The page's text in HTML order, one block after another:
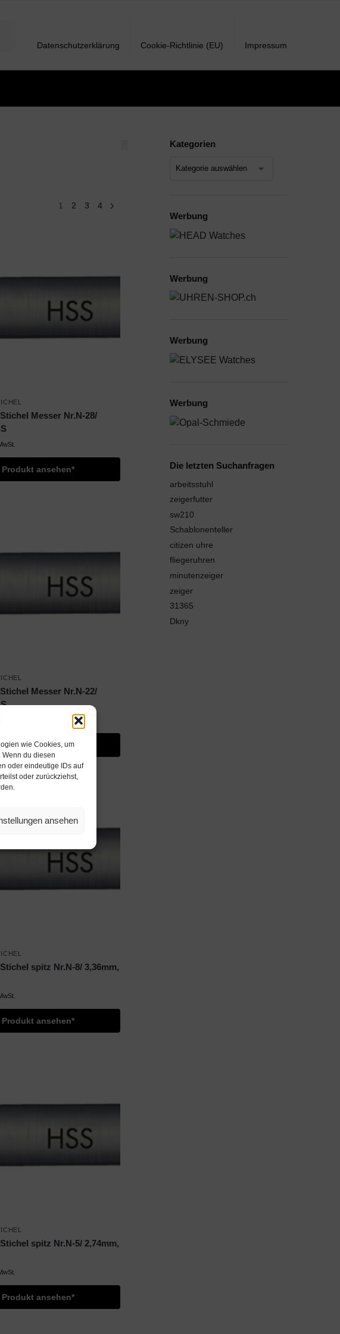
wie Cookies, um
du diesen
oder eindeutige IDs auf
oder zurückziehst,
ansehen
Datenschutzerklärung Cookie-Richtlinie (EU) Impressum
1 2 3 4
Messer Nr.N-28/
Produkt ansehen*
Messer Nr.N-22/
Produkt ansehen*
spitz Nr.N-8/ 3,36mm,
Produkt ansehen*
spitz Nr.N-5/ 2,74mm,
Produkt ansehen*
Kategorien
Werbung
Werbung
Werbung
Werbung
Die letzten Suchanfragen
arbeitsstuhl
zeigerfutter
sw210
Schablonenteller
citizen uhre
fliegeruhren
minutenzeiger
zeiger
31365
Dkny